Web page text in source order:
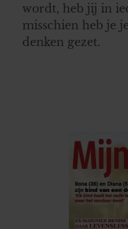
wordt, heb jij in
misschien heb je
denken gezet.